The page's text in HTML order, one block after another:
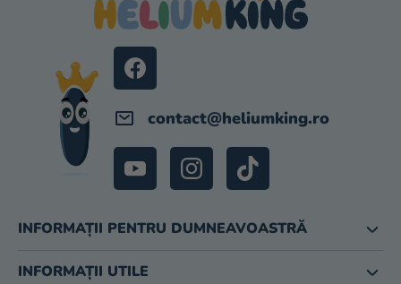
contact@heliumking.ro
INFORMAȚII PENTRU DUMNEAVOASTRĂ
INFORMAȚII UTILE